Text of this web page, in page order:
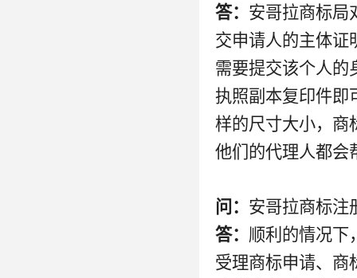
答： 安哥拉商标局
交申请人的主体证
需要提交该个人的
执照副本复印件即
样的尺寸大小，商
他们的代理人都会
问： 安哥拉商标注
答： 顺利的情况下
受理商标申请、商